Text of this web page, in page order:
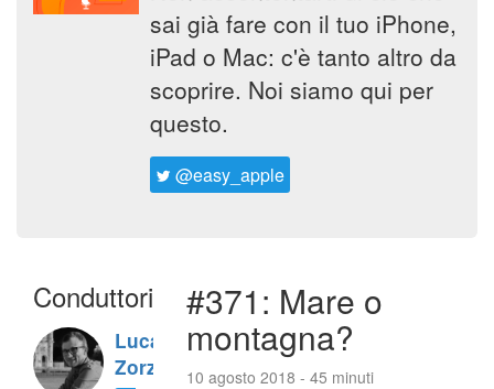
sai già fare con il tuo iPhone,
iPad o Mac: c'è tanto altro da
scoprire. Noi siamo qui per
questo.
@easy_apple
Conduttori
Luca
Zorzi
#371: Mare o
montagna?
10 agosto 2018 - 45 minuti